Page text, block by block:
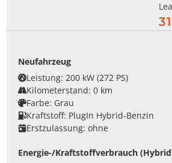
Neufahrzeug
Leistung: 200 kW (272 PS)
Kilometerstand: 0 km
Farbe: Grau
Kraftstoff: PlugIn Hybrid-Benzin
Erstzulassung: ohne
Energie-/Kraftstoffverbrauch